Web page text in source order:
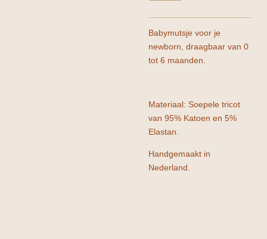
Babymutsje voor je
newborn, draagbaar van 0
tot 6 maanden.
Materiaal: Soepele tricot
van 95% Katoen en 5%
Elastan.
Handgemaakt in
Nederland.